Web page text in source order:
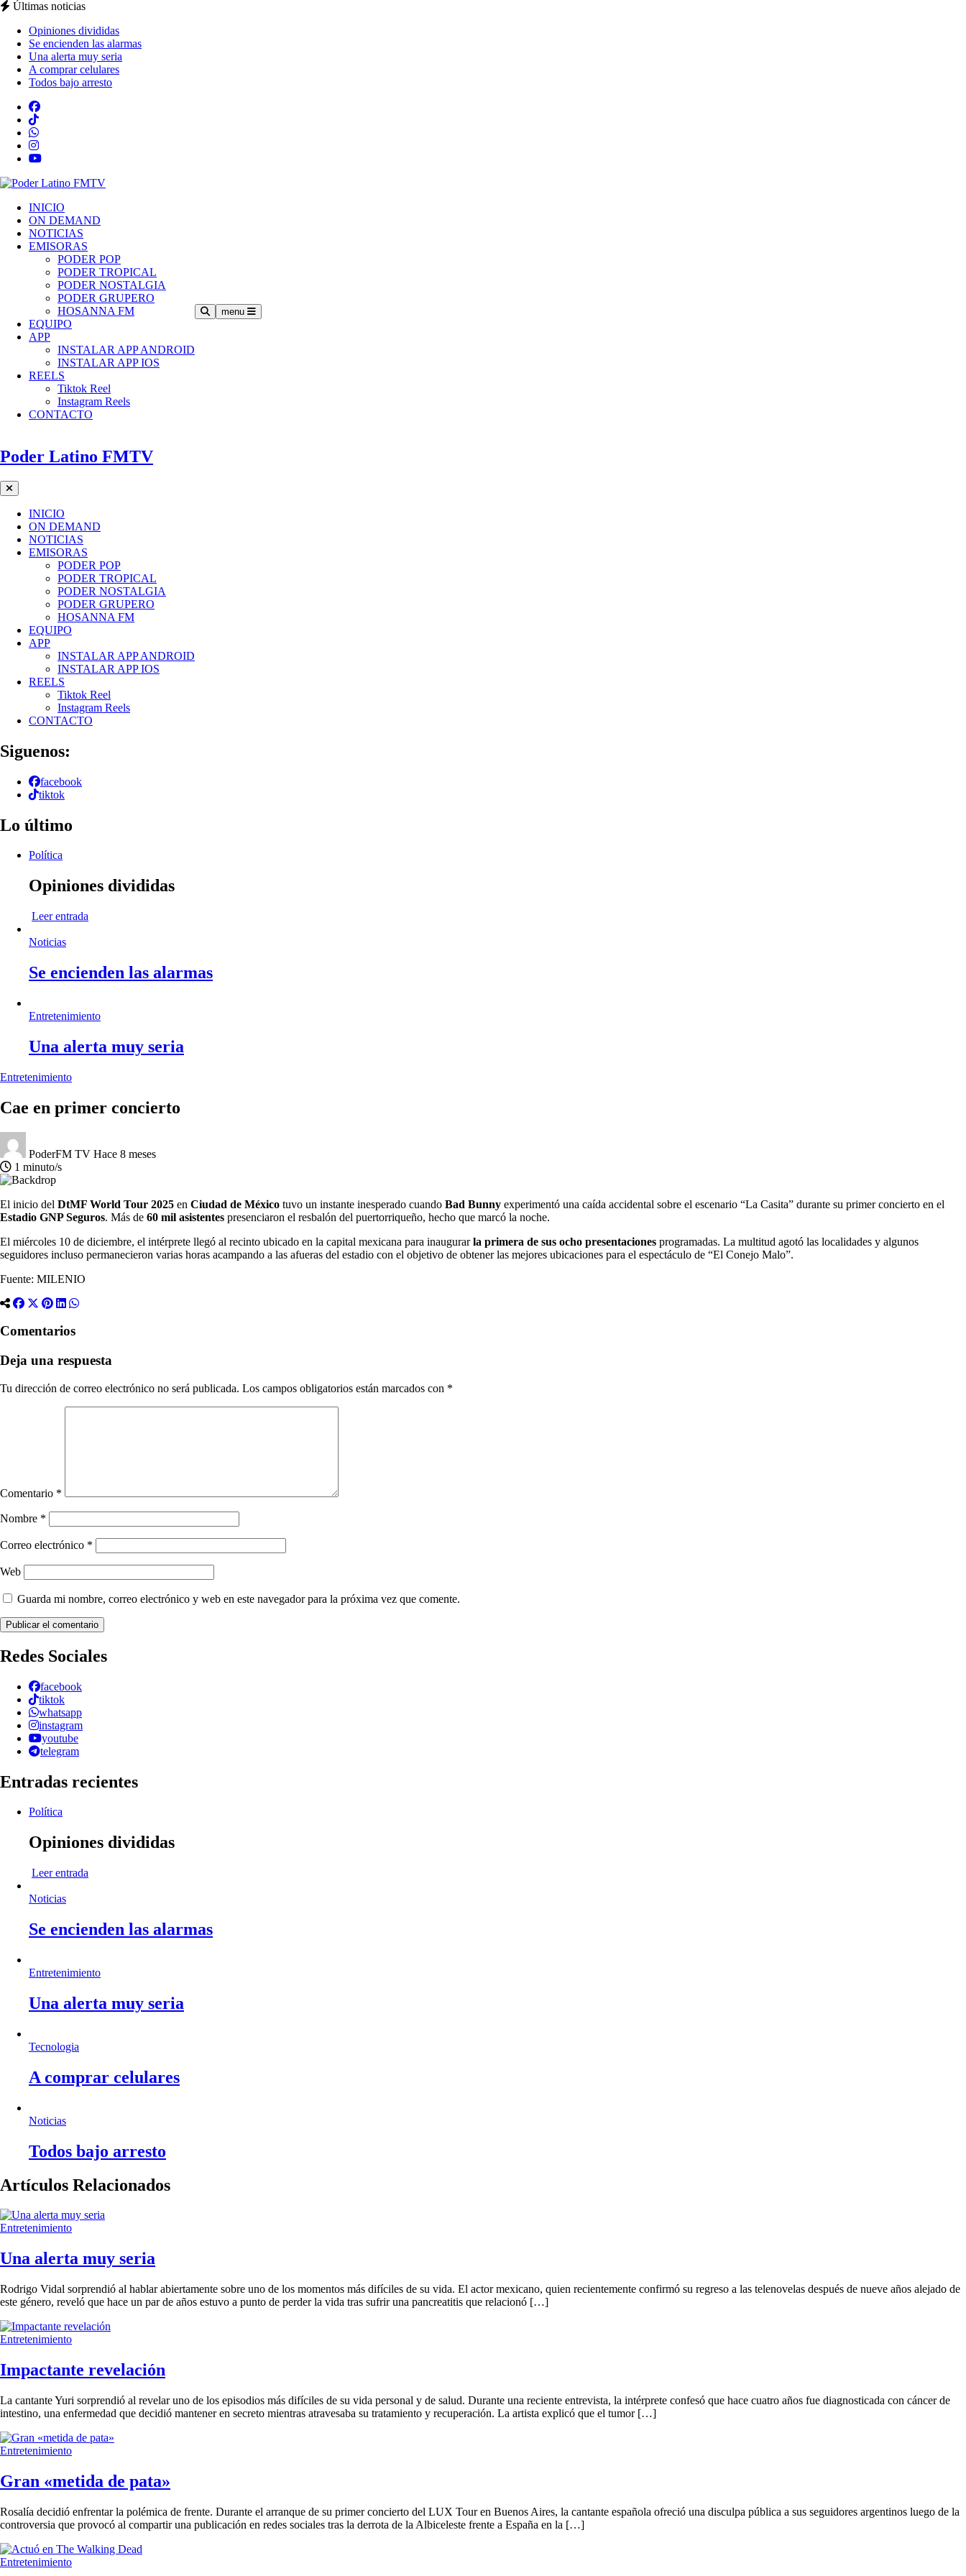
Últimas noticias
Opiniones divididas
Se encienden las alarmas
Una alerta muy seria
A comprar celulares
Todos bajo arresto
INICIO
ON DEMAND
NOTICIAS
EMISORAS
PODER POP
PODER TROPICAL
PODER NOSTALGIA
PODER GRUPERO
HOSANNA FM
EQUIPO
APP
INSTALAR APP ANDROID
INSTALAR APP IOS
REELS
Tiktok Reel
Instagram Reels
CONTACTO
menu
Poder Latino FMTV
INICIO
ON DEMAND
NOTICIAS
EMISORAS
PODER POP
PODER TROPICAL
PODER NOSTALGIA
PODER GRUPERO
HOSANNA FM
EQUIPO
APP
INSTALAR APP ANDROID
INSTALAR APP IOS
REELS
Tiktok Reel
Instagram Reels
CONTACTO
Siguenos:
facebook
tiktok
Lo último
Política
Opiniones divididas
Leer entrada
Noticias
Se encienden las alarmas
Entretenimiento
Una alerta muy seria
Entretenimiento
Cae en primer concierto
PoderFM TV Hace 8 meses
1 minuto/s
El inicio del DtMF World Tour 2025 en Ciudad de México tuvo un instante inesperado cuando Bad Bunny experimentó una caída accidental sobre el escenario “La Casita” durante su primer concierto en el
Estadio GNP Seguros. Más de 60 mil asistentes presenciaron el resbalón del puertorriqueño, hecho que marcó la noche.
El miércoles 10 de diciembre, el intérprete llegó al recinto ubicado en la capital mexicana para inaugurarla primera de sus ocho presentaciones programadas. La multitud agotó las localidades y algunos
seguidores incluso permanecieron varias horas acampando a las afueras del estadio con el objetivo de obtener las mejores ubicaciones para el espectáculo de “El Conejo Malo”.
Fuente: MILENIO
Comentarios
Deja una respuesta
Tu dirección de correo electrónico no será publicada. Los campos obligatorios están marcados con *
Comentario *
Nombre *
Correo electrónico *
Web
Guarda mi nombre, correo electrónico y web en este navegador para la próxima vez que comente.
Redes Sociales
facebook
tiktok
whatsapp
instagram
youtube
telegram
Entradas recientes
Política
Opiniones divididas
Leer entrada
Noticias
Se encienden las alarmas
Entretenimiento
Una alerta muy seria
Tecnologia
A comprar celulares
Noticias
Todos bajo arresto
Artículos Relacionados
Entretenimiento
Una alerta muy seria
Rodrigo Vidal sorprendió al hablar abiertamente sobre uno de los momentos más difíciles de su vida. El actor mexicano, quien recientemente confirmó su regreso a las telenovelas después de nueve años alejado de
este género, reveló que hace un par de años estuvo a punto de perder la vida tras sufrir una pancreatitis que relacionó […]
Entretenimiento
Impactante revelación
La cantante Yuri sorprendió al revelar uno de los episodios más difíciles de su vida personal y de salud. Durante una reciente entrevista, la intérprete confesó que hace cuatro años fue diagnosticada con cáncer de
intestino, una enfermedad que decidió mantener en secreto mientras atravesaba su tratamiento y recuperación. La artista explicó que el tumor […]
Entretenimiento
Gran «metida de pata»
Rosalía decidió enfrentar la polémica de frente. Durante el arranque de su primer concierto del LUX Tour en Buenos Aires, la cantante española ofreció una disculpa pública a sus seguidores argentinos luego de la
controversia que provocó al compartir una publicación en redes sociales tras la derrota de la Albiceleste frente a España en la […]
Entretenimiento